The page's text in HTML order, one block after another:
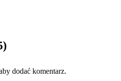
dodać komentarz.